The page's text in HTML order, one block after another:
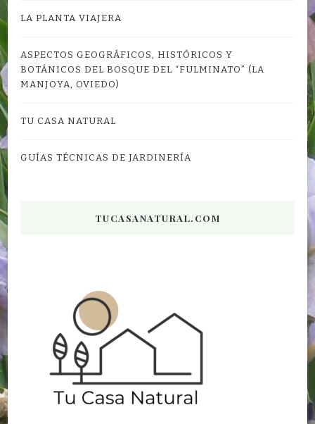
LA PLANTA VIAJERA
ASPECTOS GEOGRÁFICOS, HISTÓRICOS Y
BOTÁNICOS DEL BOSQUE DEL “FULMINATO” (LA
MANJOYA, OVIEDO)
TU CASA NATURAL
GUÍAS TÉCNICAS DE JARDINERÍA
TUCASANATURAL.COM